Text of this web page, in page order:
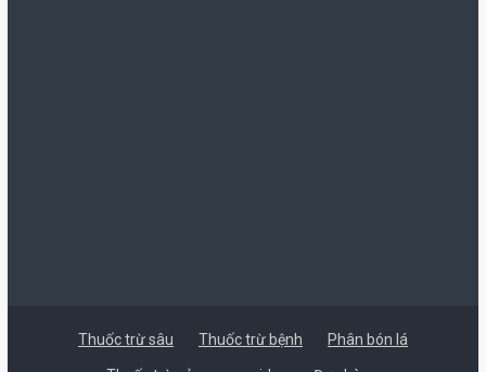
Thuốc trừ sâu Thuốc trừ bệnh Phân bón lá